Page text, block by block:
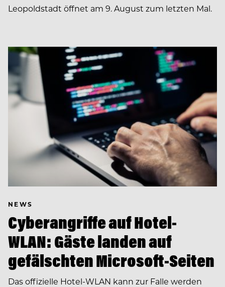
Leopoldstadt öffnet am 9. August zum letzten Mal.
NEWS
Cyberangriffe auf Hotel-
WLAN: Gäste landen auf
gefälschten Microsoft-Seiten
Das offizielle Hotel-WLAN kann zur Falle werden